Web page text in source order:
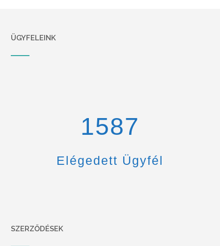
ÜGYFELEINK
1670
Elégedett Ügyfél
SZERZŐDÉSEK